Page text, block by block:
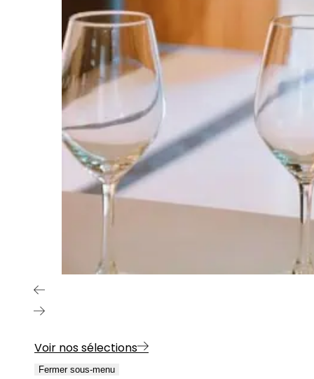
Voir nos sélections
Fermer sous-menu